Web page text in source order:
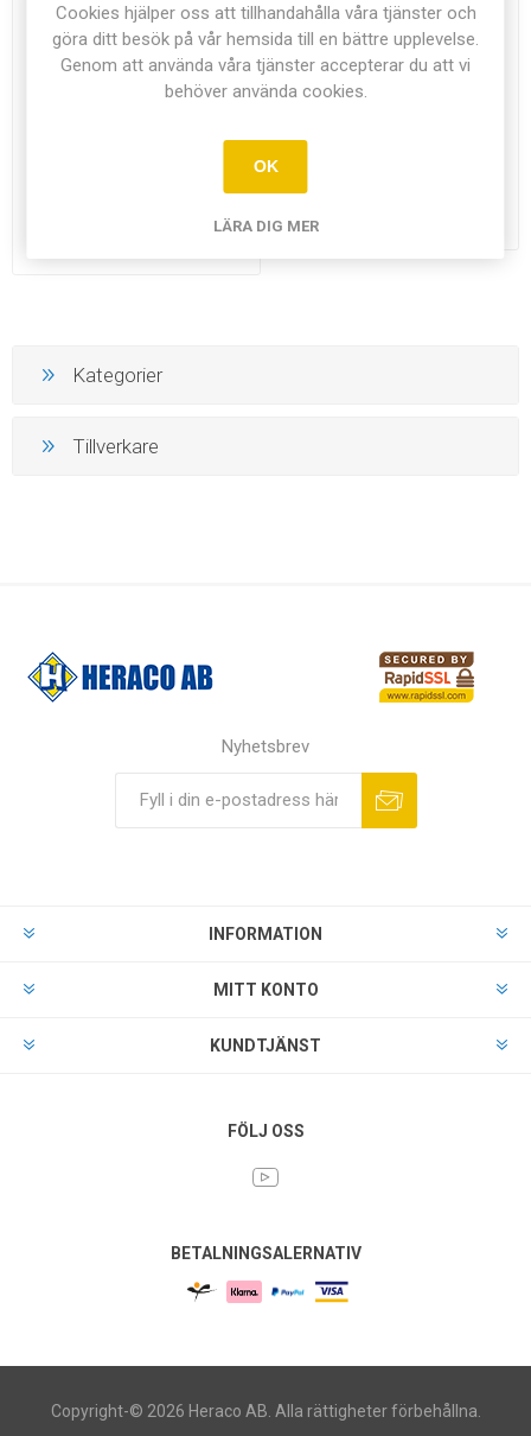
Från 52,00 kr exkl
895,00 kr exkl moms
Kategorier
Tillverkare
Nyhetsbrev
INFORMATION
MITT KONTO
KUNDTJÄNST
FÖLJ OSS
BETALNINGSALERNATIV
Copyright-© 2026 Heraco AB. Alla rättigheter förbehållna.
Cookies hjälper oss att tillhandahålla våra tjänster och
göra ditt besök på vår hemsida till en bättre upplevelse.
Genom att använda våra tjänster accepterar du att vi
behöver använda cookies.
OK
LÄRA DIG MER